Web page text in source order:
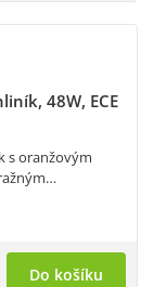
48W, ECE
s oranžovým
Do košíku